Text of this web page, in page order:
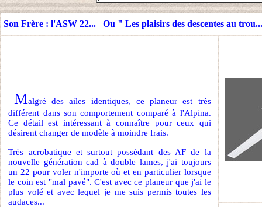
Son Frère : l'ASW 22... Ou " Les plaisirs des descentes au
Malgré des ailes identiques, ce planeur est très
différent dans son comportement comparé à l'Alpina.
Ce détail est intéressant à connaître pour ceux qui
désirent changer de modèle à moindre frais.
Très acrobatique et surtout possédant des AF de la
nouvelle génération cad à double lames, j'ai toujours
un 22 pour voler n'importe où et en particulier lorsque
le coin est "mal pavé". C'est avec ce planeur que j'ai le
plus volé et avec lequel je me suis permis toutes les
audaces...